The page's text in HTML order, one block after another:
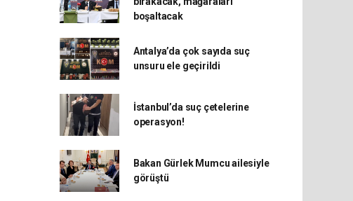
boşaltacak
Antalya’da çok sayıda suç
unsuru ele geçirildi
İstanbul’da suç çetelerine
operasyon!
Bakan Gürlek Mumcu ailesiyle
görüştü